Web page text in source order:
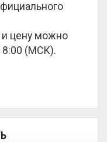
и цену можно
(МСК).